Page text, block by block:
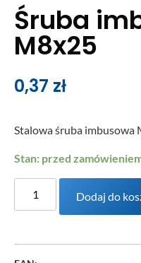
Śruba
M8x25
0,37 zł
Stalowa śruba imbusowa
Stan: przed
Dodaj do